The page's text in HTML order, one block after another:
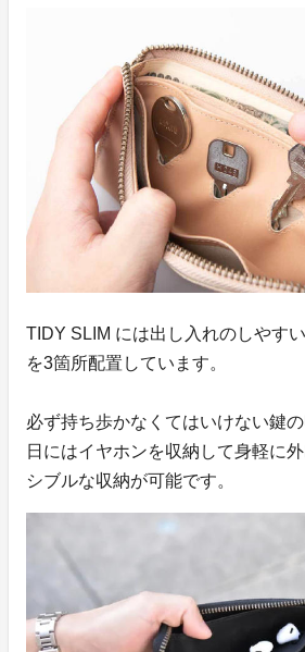
TIDY SLIM には出し入れのしやす
を3箇所配置しています。
必ず持ち歩かなくてはいけない鍵
日にはイヤホンを収納して身軽に
シブルな収納が可能です。